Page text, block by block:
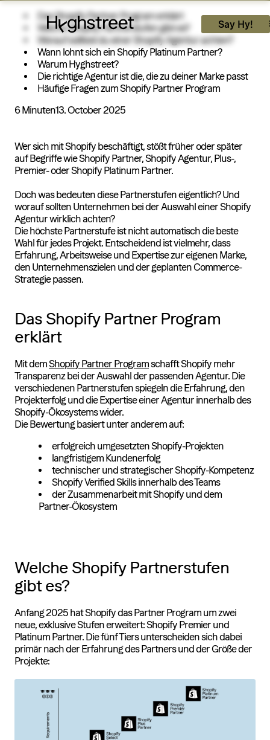
Say Hy!
Deutsch
English
Home
Über uns
Services
Projekte
Jobs
Shopify
Guides
Das Shopify Partner Program erklärt
Welche Shopify Partnerstufen gibt es?
Worauf solltest du einer Shopify Agentur achten?
Wann lohnt sich ein Shopify Platinum Partner?
Warum Hyghstreet?
Die richtige Agentur ist die, die zu deiner Marke passt
Häufige Fragen zum Shopify Partner Program
6 Minuten13. October 2025
Wer sich mit Shopify beschäftigt, stößt früher oder später
auf Begriffe wie Shopify Partner, Shopify Agentur, Plus-,
Premier- oder Shopify Platinum Partner.
Doch was bedeuten diese Partnerstufen eigentlich? Und
worauf sollten Unternehmen bei der Auswahl einer Shopify
Agentur wirklich achten?
Die höchste Partnerstufe ist nicht automatisch die beste
Wahl für jedes Projekt. Entscheidend ist vielmehr, dass
Erfahrung, Arbeitsweise und Expertise zur eigenen Marke,
den Unternehmenszielen und der geplanten Commerce-
Strategie passen.
Das Shopify Partner Program
erklärt
Mit demShopify Partner Programschafft Shopify mehr
Transparenz bei der Auswahl der passenden Agentur. Die
verschiedenen Partnerstufen spiegeln die Erfahrung, den
Projekterfolg und die Expertise einer Agentur innerhalb des
Shopify-Ökosystems wider.
Die Bewertung basiert unter anderem auf:
erfolgreich umgesetzten Shopify-Projekten
langfristigem Kundenerfolg
technischer und strategischer Shopify-Kompetenz
Shopify Verified Skills innerhalb des Teams
der Zusammenarbeit mit Shopify und dem
Partner-Ökosystem
Welche Shopify Partnerstufen
gibt es?
Anfang 2025 hat Shopify das Partner Program um zwei
neue, exklusive Stufen erweitert: Shopify Premier und
Platinum Partner. Die fünf Tiers unterscheiden sich dabei
primär nach der Erfahrung des Partners und der Größe der
Projekte: